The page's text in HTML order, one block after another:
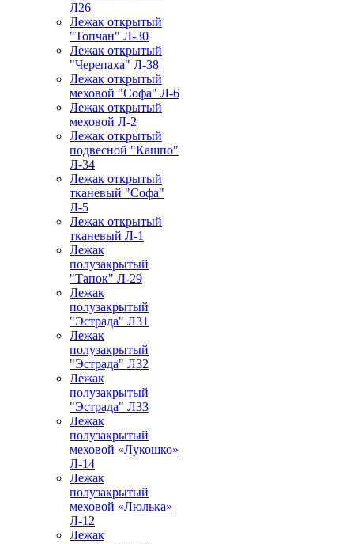
Л26
Лежак открытый
"Топчан" Л-30
Лежак открытый
"Черепаха" Л-38
Лежак открытый
меховой "Софа" Л-6
Лежак открытый
меховой Л-2
Лежак открытый
подвесной "Кашпо"
Л-34
Лежак открытый
тканевый "Софа"
Л-5
Лежак открытый
тканевый Л-1
Лежак
полузакрытый
"Тапок" Л-29
Лежак
полузакрытый
"Эстрада" Л31
Лежак
полузакрытый
"Эстрада" Л32
Лежак
полузакрытый
"Эстрада" Л33
Лежак
полузакрытый
меховой «Лукошко»
Л-14
Лежак
полузакрытый
меховой «Люлька»
Л-12
Лежак